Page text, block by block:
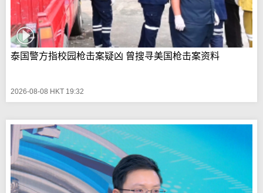
泰国警方指校园枪击案疑凶 曾搜寻美国枪击案资料
2026-08-08 HKT 19:32